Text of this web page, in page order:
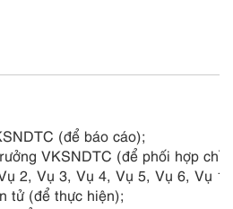
(để báo cáo);
VKSNDTC (để phối hợp chỉ
2, Vụ 3, Vụ 4, Vụ 5, Vụ 6, Vụ
tử (để thực hiện);